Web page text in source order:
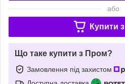
або
Купити з
Що таке купити з Пром?
Замовлення під захистом